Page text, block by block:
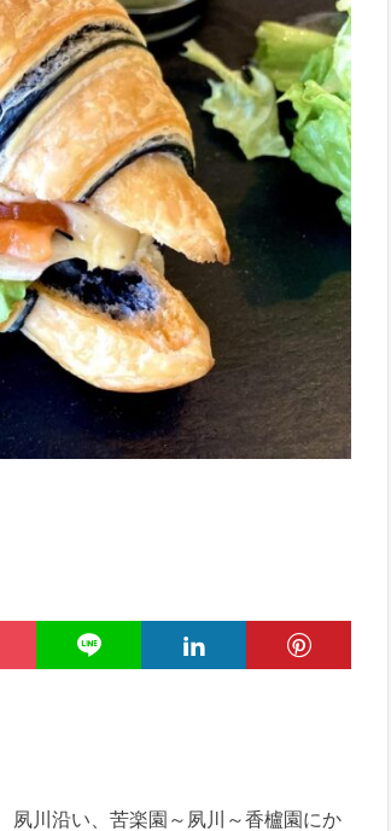
夙川沿い、苦楽園～夙川～香櫨園にか